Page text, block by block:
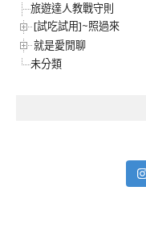
旅遊達人教戰守則
[試吃試用]~照過來
就是愛閒聊
未分類